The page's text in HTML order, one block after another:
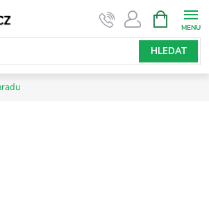
HLEDAT
NÁKUPNÍ
KOŠÍK